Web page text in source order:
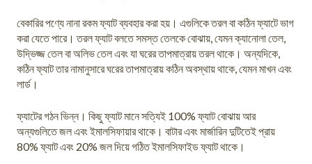
বেকারির পণ্যে নানা রকম ফ্যাট ব্যবহার করা হয়। এগুলিকে তরল বা কঠিন ফ্যাটে ভাগ
করা যেতে পারে। তরল ফ্যাট বলতে সমস্ত তেলকে বোঝায়, যেমন ক্যানোলা তেল,
উদ্ভিজ্জ তেল বা অলিভ তেল এবং যা ঘরের তাপমাত্রায় তরল থাকে। অন্যদিকে,
কঠিন ফ্যাট তার নামানুসারে ঘরের তাপমাত্রায় কঠিন অবস্থায় থাকে, যেমন মাখন এবং
লার্ড।
ফ্যাটের গঠন ভিন্ন। কিছু ফ্যাট মানে সত্যিই 100% ফ্যাট বোঝায় আর
অন্যগুলিতে জল এবং ইমালসিফায়ার থাকে। বাটার এবং মার্জারিন দুটিতেই প্রায়
80% ফ্যাট এবং 20% জল দিয়ে গঠিত ইমালসিফাইড ফ্যাট থাকে।